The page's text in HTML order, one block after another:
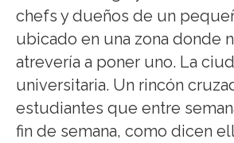
chefs y dueños de un
ubicado en una zona donde
atrevería a poner uno. La
universitaria. Un rincón
estudiantes que entre
fin de semana, como dicen